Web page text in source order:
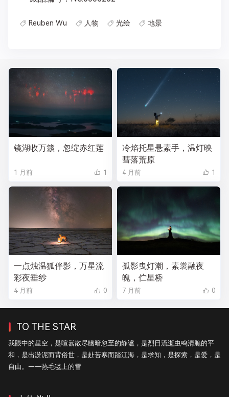
Reuben Wu 人物 光绘 地景
镜湖收万籁，忽绽赤红莲
1 月前 1
冷焰托星悬素手，温灯映
彗落荒原
4 月前 1
一点烛温狐伴影，万星流
彩夜垂纱
4 月前 0
孤影曳灯潮，素裳融夜
魄，伫星桥
7 月前 0
TO THE STAR
我眼中的星空，是喧嚣散尽幽暗忽至的静谧，是烈日流逝虫鸣清脆的平
和，是出淤泥而背俗世，是赴苦寒而踏江海，是求知，是探索，是爱，是
自由。——热毛毯上的雪